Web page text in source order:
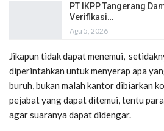
PT IKPP Tangerang
Verifikasi…
Agu 5, 2026
Jikapun tidak dapat menemui,
diperintahkan untuk menyerap apa
buruh, bukan malah kantor dibiarkan
pejabat yang dapat ditemui, tentu
agar suaranya dapat didengar.